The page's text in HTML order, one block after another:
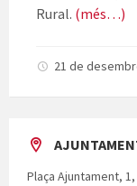
Rural. (més…)
21 de
Plaça Ajuntament,